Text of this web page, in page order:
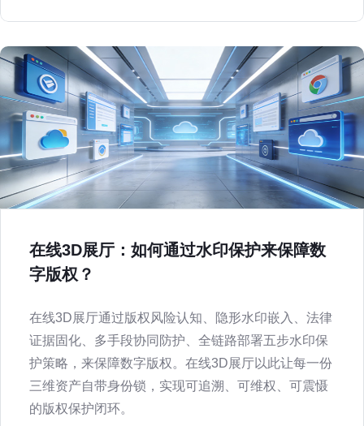
在线3D展厅：如何通过水印保护来保障数
字版权？
在线3D展厅通过版权风险认知、隐形水印嵌入、法律
证据固化、多手段协同防护、全链路部署五步水印保
护策略，来保障数字版权。在线3D展厅以此让每一份
三维资产自带身份锁，实现可追溯、可维权、可震慑
的版权保护闭环。